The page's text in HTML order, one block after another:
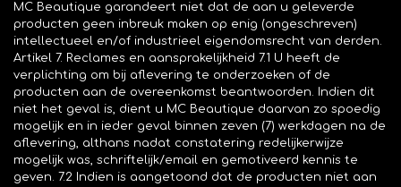
MC Beautique garandeert niet dat de aan u geleverde
producten geen inbreuk maken op enig (ongeschreven)
intellectueel en/of industrieel eigendomsrecht van derden.
Artikel 7. Reclames en aansprakelijkheid 7.1 U heeft de
verplichting om bij aflevering te onderzoeken of de
producten aan de overeenkomst beantwoorden. Indien dit
niet het geval is, dient u MC Beautique daarvan zo spoedig
mogelijk en in ieder geval binnen zeven (7) werkdagen na de
aflevering, althans nadat constatering redelijkerwijze
mogelijk was, schriftelijk/email en gemotiveerd kennis te
geven. 7.2 Indien is aangetoond dat de producten niet aan